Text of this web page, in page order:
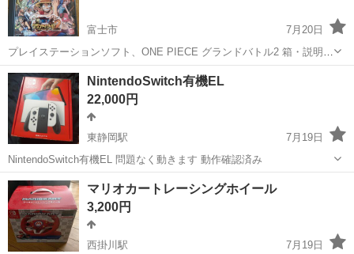
富士市
7月20日
プレイステーションソフト、ONE PIECE グランドバトル2 箱・説明書
付きです。 場所・時間は静岡インター付近で18時頃、またはファミリ
ーマート 富士伝法店（富士市伝法3-8）に19時頃で大丈夫です。 ONE
PIEC...
静岡 富士市 ONE PIECE
NintendoSwitch有機EL
22,000円
東静岡駅
7月19日
NintendoSwitch有機EL 問題なく動きます 動作確認済み
静岡 静岡市 東静岡駅 テレビゲーム
マリオカートレーシングホイール
3,200円
西掛川駅
7月19日